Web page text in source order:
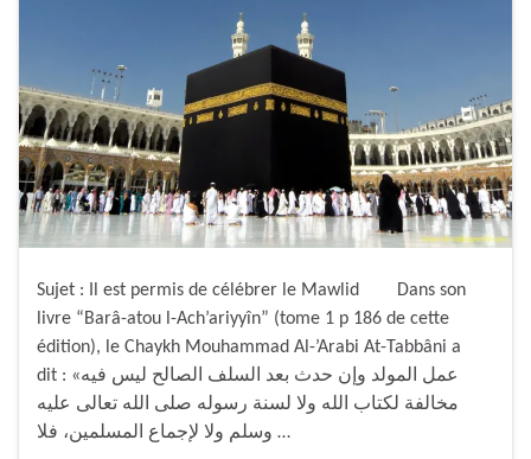
Sujet : Il est permis de célébrer le Mawlid Dans son
livre “Barâ-atou l-Ach’ariyyîn” (tome 1 p 186 de cette
édition), le Chaykh Mouhammad Al-’Arabi At-Tabbâni a
dit : «عمل المولد وإن حدث بعد السلف الصالح ليس فيه
مخالفة لكتاب الله ولا لسنة رسوله صلى الله تعالى عليه
وسلم ولا لإجماع المسلمين، فلا …